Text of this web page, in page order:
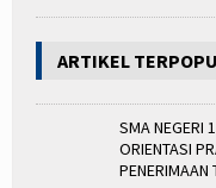
ARTIKEL
SMA NEGERI
ORIENTASI
PENERIMAAN